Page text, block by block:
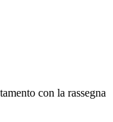
con la rassegna